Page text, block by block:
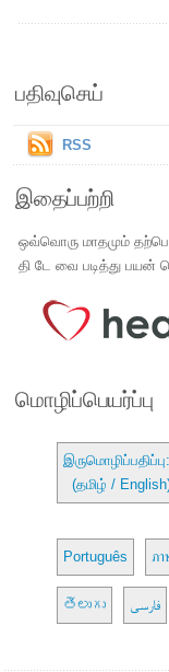
பதிவுசெய்
RSS
இதைப்பற்றி
ஒவ்வொரு மாதமும்
தி டே வை படித்து பயன்
மொழிப்பெயர்ப்பு
இருமொழிப்பதிப்பு:
(தமிழ் /
Português ภา
తెలుగు فارسی